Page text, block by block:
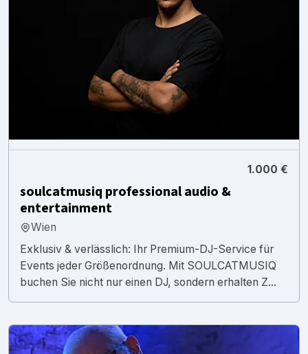
1.000 €
soulcatmusiq professional audio &
entertainment
Wien
Exklusiv & verlässlich: Ihr Premium-DJ-Service für
Events jeder Größenordnung. Mit SOULCATMUSIQ
buchen Sie nicht nur einen DJ, sondern erhalten Z...